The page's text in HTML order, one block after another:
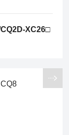
XC26□